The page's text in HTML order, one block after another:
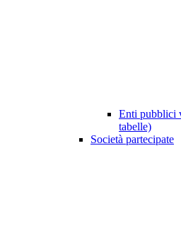
Enti pubblici
tabelle)
Società partecipate